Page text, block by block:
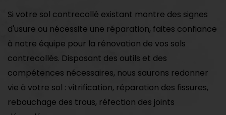
Si votre sol contrecollé existant montre des signes
d'usure ou nécessite une réparation, faites confiance
à notre équipe pour la rénovation de vos sols
contrecollés. Disposant des outils et des
compétences nécessaires, nous saurons redonner
vie à votre sol : vitrification, réparation des fissures,
rebouchage des trous, réfection des joints